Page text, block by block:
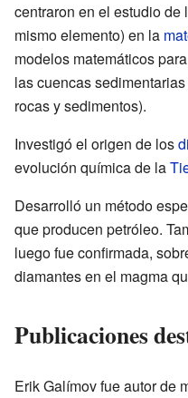
centraron en el estudio
mismo elemento) en la
modelos matemáticos
las cuencas
rocas y sedimentos).
Investigó el origen de los
evolución química de la
Desarrolló un método
que producen petróleo.
luego fue confirmada,
diamantes en el magma
Publicaciones
Erik Galímov fue autor de